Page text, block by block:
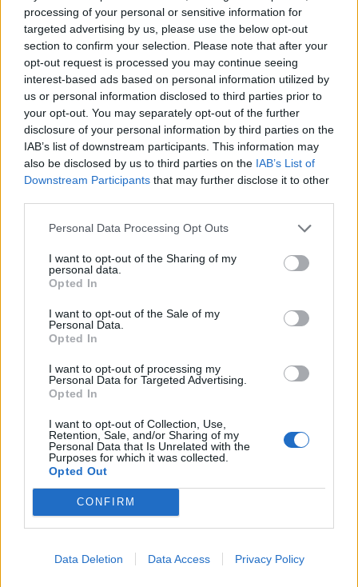
processing of your personal or sensitive information for
targeted advertising by us, please use the below opt-out
section to confirm your selection. Please note that after your
opt-out request is processed you may continue seeing
interest-based ads based on personal information utilized by
us or personal information disclosed to third parties prior to
your opt-out. You may separately opt-out of the further
disclosure of your personal information by third parties on the
IAB’s list of downstream participants. This information may
also be disclosed by us to third parties on the IAB’s List of
Downstream Participants that may further disclose it to other
Personal Data Processing Opt Outs
I want to opt-out of the Sharing of my
personal data.
Opted In
I want to opt-out of the Sale of my
Personal Data.
Opted In
I want to opt-out of processing my
Personal Data for Targeted Advertising.
Opted In
I want to opt-out of Collection, Use,
Retention, Sale, and/or Sharing of my
Personal Data that Is Unrelated with the
Purposes for which it was collected.
Opted Out
CONFIRM
Data Deletion Data Access Privacy Policy